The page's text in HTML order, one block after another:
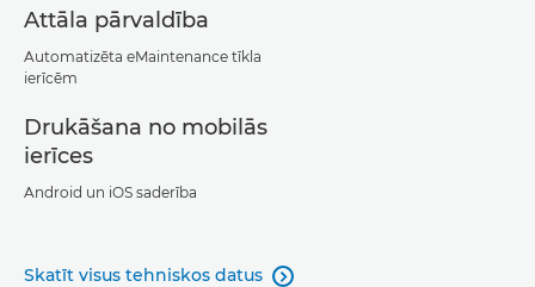
Attāla pārvaldība
Automatizēta eMaintenance tīkla
ierīcēm
Drukāšana no mobilās
ierīces
Android un iOS saderība
Skatīt visus tehniskos datus 